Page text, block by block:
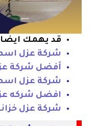
قد يهمك
شركة عزل
أفضل شركة
شركة عزل
افضل شركه
شركة عزل